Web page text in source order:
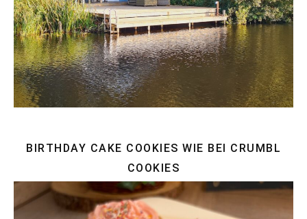
BIRTHDAY CAKE COOKIES WIE BEI CRUMBL
COOKIES